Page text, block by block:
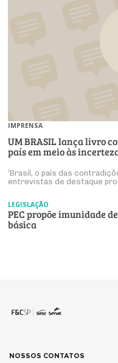
IMPRENSA
UM BRASIL lança livro
país em meio às
‘Brasil, o país das
entrevistas de destaque
LEGISLAÇÃO
PEC propõe imunidade
básica
NOSSOS CONTATOS